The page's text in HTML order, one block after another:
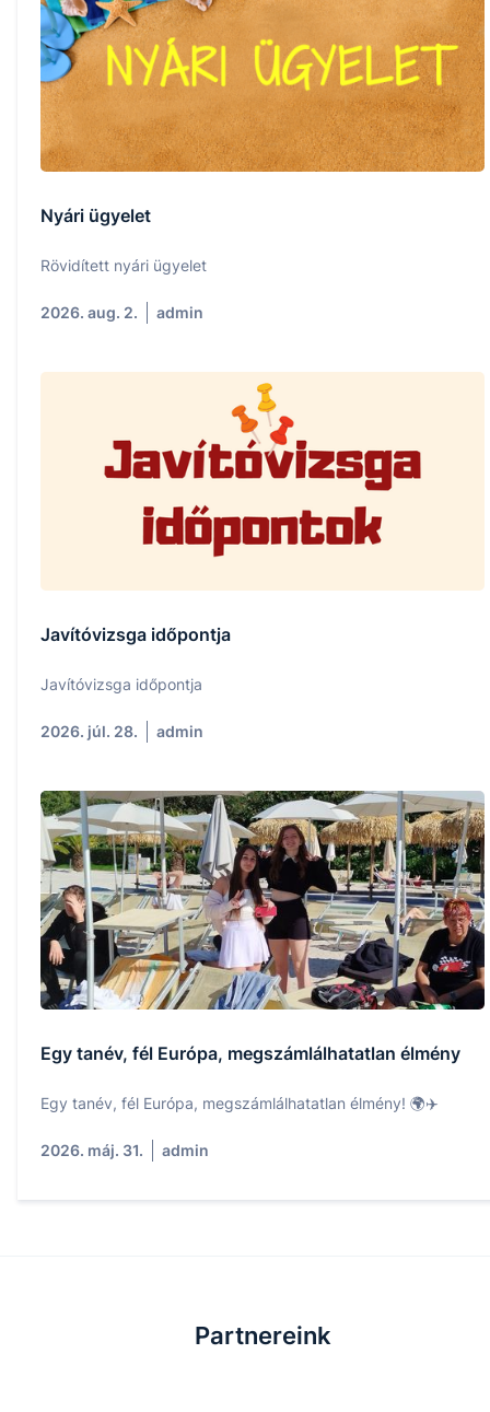
Nyári ügyelet
Rövidített nyári ügyelet
2026. aug. 2. admin
Javítóvizsga időpontja
Javítóvizsga időpontja
2026. júl. 28. admin
Egy tanév, fél Európa, megszámlálhatatlan élmény
Egy tanév, fél Európa, megszámlálhatatlan élmény! 🌍✈️
2026. máj. 31. admin
Partnereink